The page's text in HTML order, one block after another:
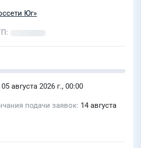
Юг»
05 августа 2026 г., 00:00
подачи заявок 14 августа